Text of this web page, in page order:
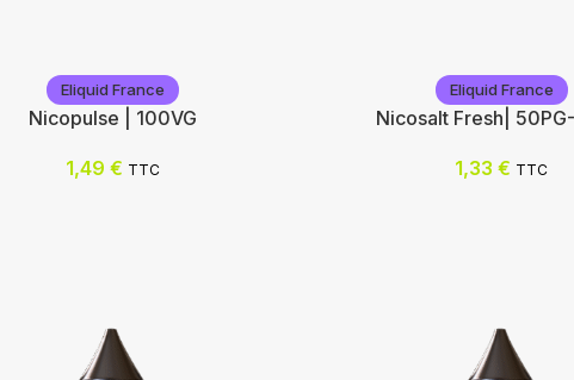
Eliquid France
Nicopulse | 100VG
1,49 € TTC
Eliquid France
Nicosalt Fresh|
1,33 € TTC